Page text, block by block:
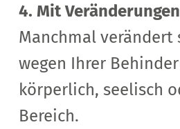
4. Mit
Manchmal verändert
wegen Ihrer
körperlich, seelisch
Bereich.